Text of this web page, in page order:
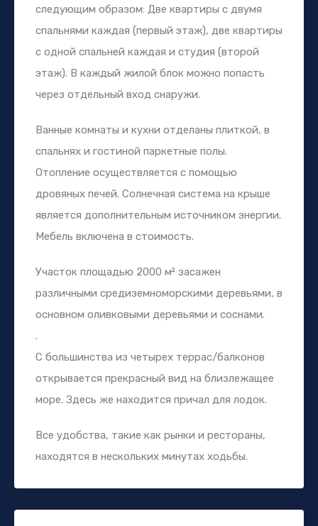
следующим образом: Две квартиры с двумя
спальнями каждая (первый этаж), две квартиры
с одной спальней каждая и студия (второй
этаж). В каждый жилой блок можно попасть
через отдельный вход снаружи.
Ванные комнаты и кухни отделаны плиткой, в
спальнях и гостиной паркетные полы.
Отопление осуществляется с помощью
дровяных печей. Солнечная система на крыше
является дополнительным источником энергии.
Мебель включена в стоимость.
Участок площадью 2000 м² засажен
различными средиземноморскими деревьями, в
основном оливковыми деревьями и соснами.
.
С большинства из четырех террас/балконов
открывается прекрасный вид на близлежащее
море. Здесь же находится причал для лодок.
Все удобства, такие как рынки и рестораны,
находятся в нескольких минутах ходьбы.